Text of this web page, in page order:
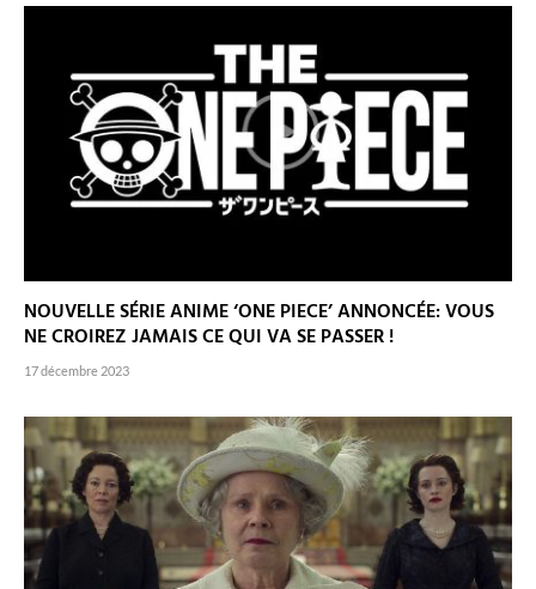
NOUVELLE SÉRIE ANIME ‘ONE PIECE’ ANNONCÉE: VOUS
NE CROIREZ JAMAIS CE QUI VA SE PASSER !
17 décembre 2023